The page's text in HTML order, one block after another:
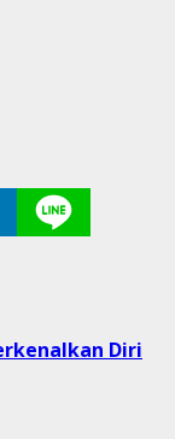
Diri